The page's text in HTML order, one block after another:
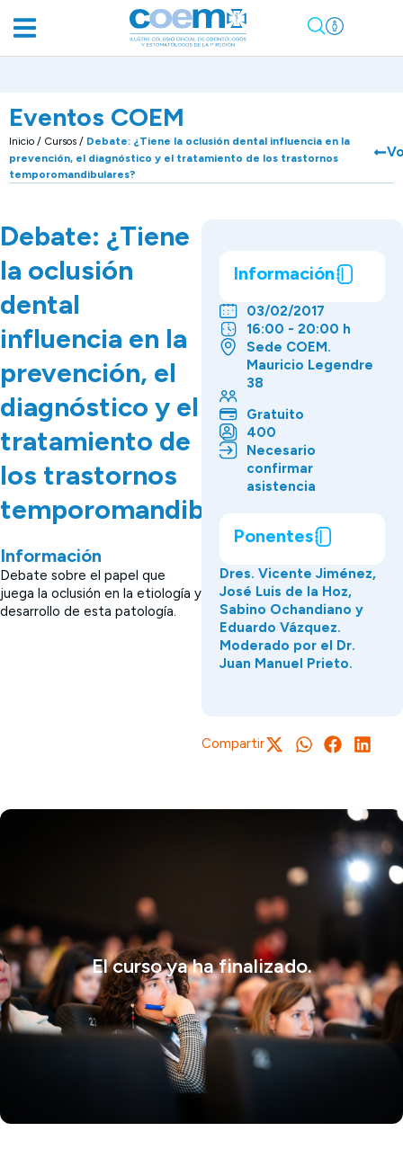
Eventos COEM
Inicio / Cursos / Debate: ¿Tiene la oclusión dental influencia en la
prevención, el diagnóstico y el tratamiento de los trastornos
temporomandibulares?
Debate: ¿Tiene
la oclusión
dental
influencia en la
prevención, el
diagnóstico y el
tratamiento de
los trastornos
temporomandibulares?
Información
Debate sobre el papel que
juega la oclusión en la etiología y
desarrollo de esta patología.
Información
03/02/2017
16:00 - 20:00 h
Sede COEM.
Mauricio Legendre
38
Gratuito
400
Necesario
confirmar
asistencia
Ponentes
Dres. Vicente Jiménez,
José Luis de la Hoz,
Sabino Ochandiano y
Eduardo Vázquez.
Moderado por el Dr.
Juan Manuel Prieto.
Compartir
El curso ya ha finalizado.